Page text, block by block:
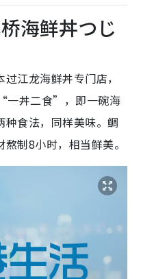
海鲜丼つじ
江龙海鲜丼专门店，
一丼二食”，即一碗海
食法，同样美味。鲷
制8小时，相当鲜美。